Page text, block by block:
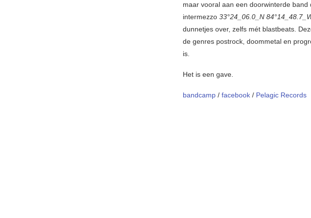
maar vooral aan een doorwinterde
intermezzo 33°24_06.0_N
dunnetjes over, zelfs mét blastbeats.
de genres postrock, doommetal en
is.
Het is een gave.
bandcamp / facebook / Pelagic Records